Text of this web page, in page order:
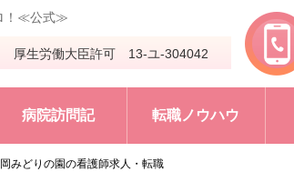
！≪公式≫
厚生労働大臣許可 13-ユ-304042
病院訪問記 転職ノウハウ
みどりの園の看護師求人・転職